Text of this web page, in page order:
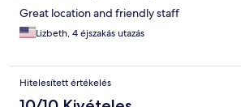
Great location and friendly staff
Lizbeth, 4 éjszakás utazás
Hitelesített értékelés